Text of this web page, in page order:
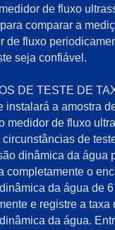
de fluxo
comparar a
de fluxo
seja confiável.
DE TESTE DE
instalará a amostra
medidor de fluxo
de
dinâmica da água
completamente o
da água de
e registre a taxa
da água.